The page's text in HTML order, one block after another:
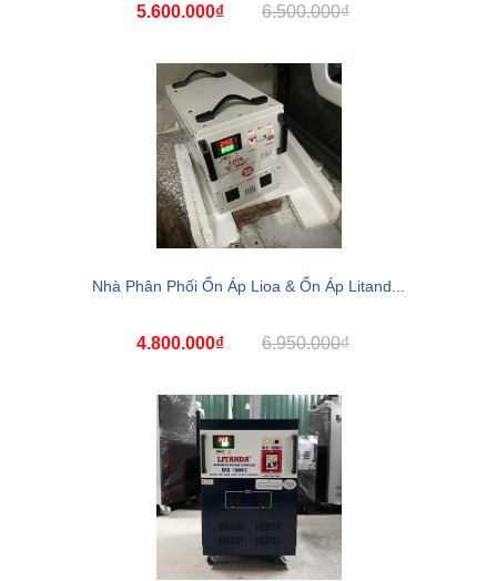
5.600.000₫ 6.500.000₫
Nhà Phân Phối Ổn Áp Lioa & Ổn Áp Litand...
4.800.000₫ 6.950.000₫